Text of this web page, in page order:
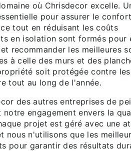
où Chrisdecor excelle.
pour assurer le confort
tout en réduisant les coûts
en isolation sont formés pour
recommander les meilleures
à celle des murs et des
soit protégée contre les
tout au long de l'année.
des autres entreprises de
notre engagement envers la
projet est géré avec une
nous n'utilisons que les
pour garantir des résultats